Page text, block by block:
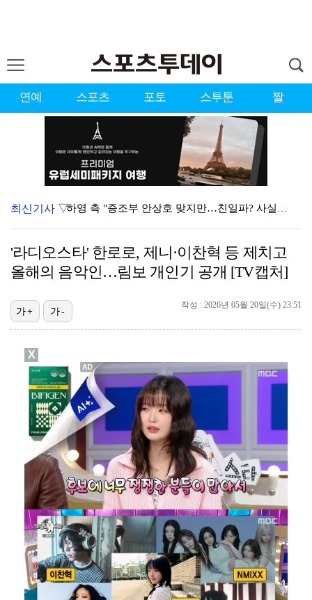
연예 스포츠 포토 스투툰 짤
하영 측 "증조부 안상호 맞지만…친일파? 사실무근" […
"스토킹 피해자" 황정민VS"2억대 손해배상" A 씨,…
김지원, 어린이병원에 1억원 쾌척 "'닥터X' 촬영 중…
기록적인 폭염에 멈췄던 KBO, 11일부터 순위 경쟁 …
최신기사 ▽
'라디오스타' 한로로, 제니·이찬혁 등 제치고
올해의 음악인…림보 개인기 공개 [TV캡처]
작성 : 2026년 05월 20일(수) 23:51
가+ 가-
X